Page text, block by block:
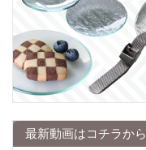
最新動画はコチラから